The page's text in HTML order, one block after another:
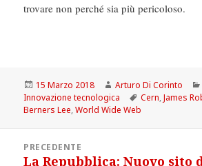
trovare non perché sia più pericoloso.
Scritto
il
15 Marzo 2018 Autore
Arturo Di Corinto
Innovazione tecnologica
Tag
Cern,James
Berners Lee,World Wide Web
articoliPRECEDENTE
Articolo
La Repubblica: Nuovo sito